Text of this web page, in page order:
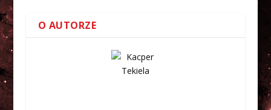
O AUTORZE